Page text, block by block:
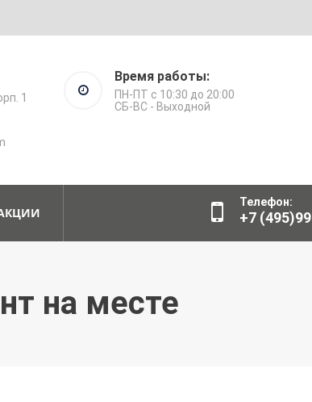
1
Время работы:
ПН-ПТ с 10:30 до 20:00
СБ-ВС - Выходной
Телефон:
+7
на месте